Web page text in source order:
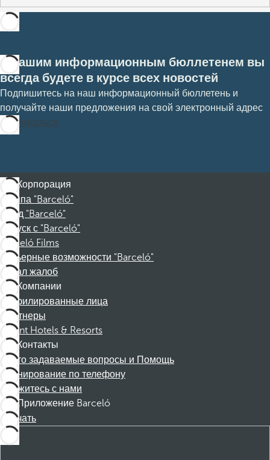
С нашим информационным бюллетенем вы
всегда будете в курсе всех новостей
Подпишитесь на наш информационный бюллетень и
получайте наши предложения на свой электронный адрес
Подписаться
Корпорация
Группа "Barceló"
Фонд "Barceló"
Отпуск с "Barceló"
Barceló Films
Карьерные возможности "Barceló"
Канал жалоб
Компании
Аффилированные лица
Партнеры
Dorint Hotels & Resorts
Контакты
Часто задаваемые вопросы и Помощь
Бронирование по телефону
Свяжитесь с нами
Приложение Barceló
Скачать